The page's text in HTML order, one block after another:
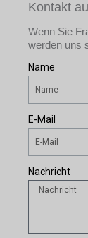
Kontakt
Wenn Sie
werden uns
Name
E-Mail
Nachricht